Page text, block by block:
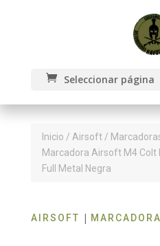
Seleccionar página
Inicio / Airsoft/
Marcadora Airsoft M4 Colt
Full Metal Negra
AIRSOFT |